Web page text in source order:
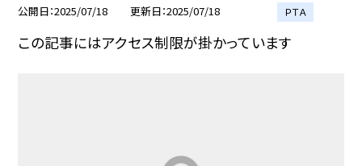
公開日 2025/07/18 更新日 2025/07/18 ＰＴＡ
この記事にはアクセス制限が掛かっています